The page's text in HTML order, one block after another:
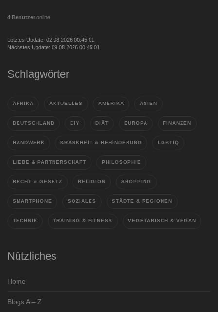
4 Benutzer online
Letztes Update: 02.08.2026 00:45:01
Nächstes Update: 09.08.2026 00:45:01
Schlagwörter
AFRIKA AKTUELLES AMERIKA ASIEN
DEUTSCHLAND DIY DIÄT EUROPA FINANZEN
HANDWERK KRANKHEIT & BEHINDERUNG LGBTIQ
LIEBE & PARTNERSCHAFT PHILOSOPHIE
RECHT & GESETZ RELIGION SHOPPING
SMARTPHONE SOZIALES STÄDTE & REGIONEN
TECHNIK TRAINING & FITNESS VEGETARISCH & VEGAN
Nützliches
Home
Blogs A – Z